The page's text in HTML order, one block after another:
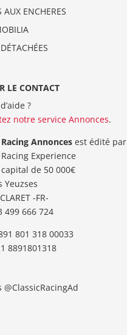
AUX ENCHERES
LE CONTACT
?
notre service Annonces.
Annoncesest édité par
Experience
capital de 50 000€
Yeuzses
-FR-
499 666 724‬
801 318 00033
8891801318
@ClassicRacingAd